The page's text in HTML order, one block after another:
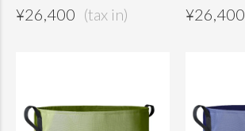
¥26,400 ¥26,400